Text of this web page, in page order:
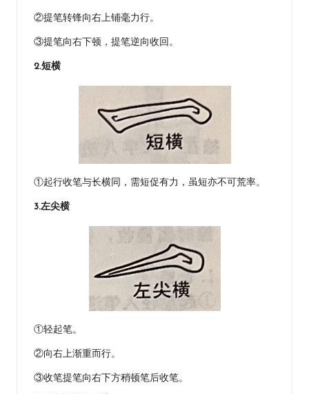
②提笔转锋向右上铺毫力行。
③提笔向右下顿，提笔逆向收回。
2.短横
①起行收笔与长横同，需短促有力，虽短亦不可荒率。
3.左尖横
①轻起笔。
②向右上渐重而行。
③收笔提笔向右下方稍顿笔后收笔。